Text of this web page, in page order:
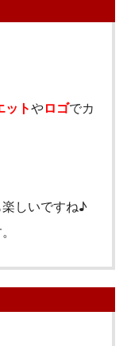
ットやロゴでカ
しいですね♪